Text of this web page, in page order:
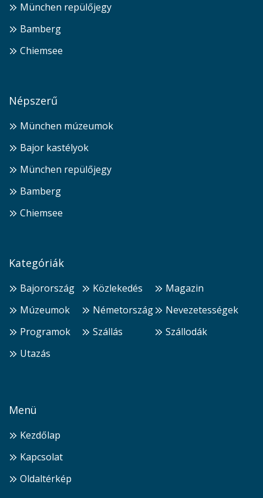
München repülőjegy
Bamberg
Chiemsee
Népszerű
München múzeumok
Bajor kastélyok
München repülőjegy
Bamberg
Chiemsee
Kategóriák
Bajorország Közlekedés
Magazin
Múzeumok
Németország
Nevezetességek
Programok
Szállás
Szállodák
Utazás
Menü
Kezdőlap
Kapcsolat
Oldaltérkép